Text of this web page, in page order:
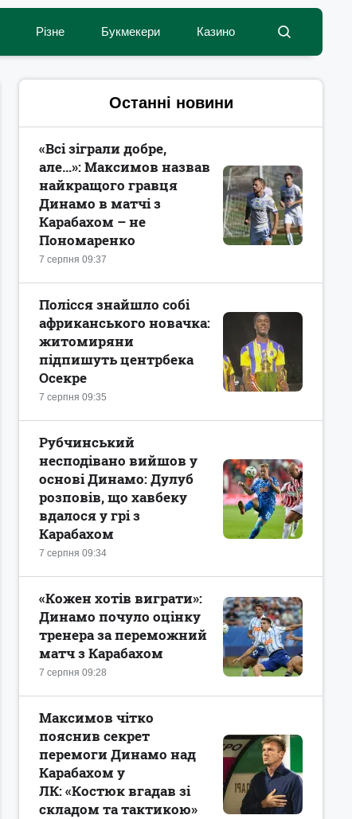
Різне Букмекери Казино
Останні новини
7 серпня 09:37
«Всі зіграли добре,
але…»: Максимов назвав
найкращого гравця
Динамо в матчі з
Карабахом – не
Пономаренко
7 серпня 09:35
Полісся знайшло собі
африканського новачка:
житомиряни
підпишуть центрбека
Осекре
7 серпня 09:34
Рубчинський
несподівано вийшов у
основі Динамо: Дулуб
розповів, що хавбеку
вдалося у грі з
Карабахом
7 серпня 09:28
«Кожен хотів виграти»:
Динамо почуло оцінку
тренера за переможний
матч з Карабахом
Максимов чітко
пояснив секрет
перемоги Динамо над
Карабахом у
ЛК: «Костюк вгадав зі
складом та тактикою»